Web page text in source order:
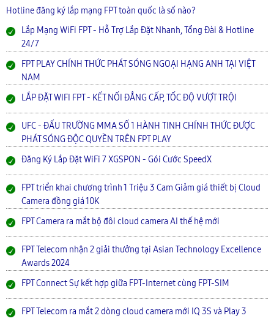
Hotline đăng ký lắp mạng FPT toàn quốc là số nào?
Lắp Mạng WiFi FPT - Hỗ Trợ Lắp Đặt Nhanh, Tổng Đài & Hotline
24/7
FPT PLAY CHÍNH THỨC PHÁT SÓNG NGOẠI HẠNG ANH TẠI VIỆT
NAM
LẮP ĐẶT WIFI FPT - KẾT NỐI ĐẲNG CẤP, TỐC ĐỘ VƯỢT TRỘI
UFC - ĐẤU TRƯỜNG MMA SỐ 1 HÀNH TINH CHÍNH THỨC ĐƯỢC
PHÁT SÓNG ĐỘC QUYỀN TRÊN FPT PLAY
Đăng Ký Lắp Đặt WiFi 7 XGSPON - Gói Cước SpeedX
FPT triển khai chương trình 1 Triệu 3 Cam Giảm giá thiết bị Cloud
Camera đồng giá 10K
FPT Camera ra mắt bộ đôi cloud camera AI thế hệ mới
FPT Telecom nhận 2 giải thưởng tại Asian Technology Excellence
Awards 2024
FPT Connect Sự kết hợp giữa FPT-Internet cùng FPT-SIM
FPT Telecom ra mắt 2 dòng cloud camera mới IQ 3S và Play 3